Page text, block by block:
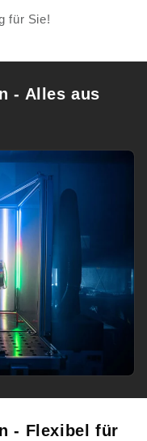
für Sie!
- Alles aus
- Flexibel für